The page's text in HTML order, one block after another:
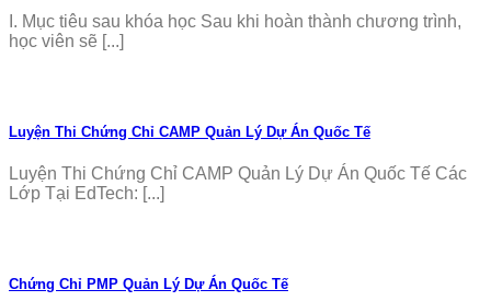
I. Mục tiêu sau khóa học Sau khi hoàn thành chương trình,
học viên sẽ [...]
Luyện Thi Chứng Chỉ CAMP Quản Lý Dự Án Quốc Tế
Luyện Thi Chứng Chỉ CAMP Quản Lý Dự Án Quốc Tế Các
Lớp Tại EdTech: [...]
Chứng Chỉ PMP Quản Lý Dự Án Quốc Tế